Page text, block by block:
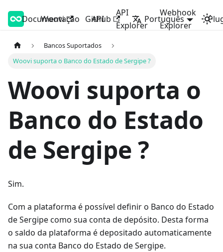
Woovi Developers
Documentação API
API
Explorer
Webhook
Explorer
Woovi Github Português
Bancos Suportados
Woovi suporta o Banco do Estado de Sergipe ?
Woovi suporta o
Banco do Estado
de Sergipe ?
Sim.
Com a plataforma é possível definir o Banco do Estado
de Sergipe como sua conta de depósito. Desta forma
o saldo da plataforma é depositado automaticamente
na sua conta Banco do Estado de Sergipe.